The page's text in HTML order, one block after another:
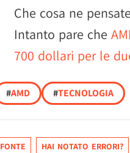
Che cosa ne
Intanto pare che
700 dollari per le
#AMD #TECNOLOGIA
FONTE HAI NOTATO ERRORI?